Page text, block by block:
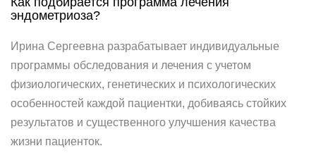
эндометриоза?
Ирина Сергеевна разрабатывает индивидуальные
программы обследования и лечения с учетом
физиологических, генетических и психологических
особенностей каждой пациентки, добиваясь стойких
результатов и существенного улучшения качества
жизни пациенток.